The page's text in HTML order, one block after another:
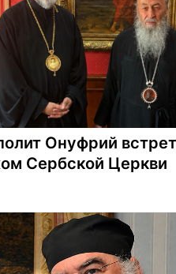
Онуфрий
Сербской Церкви